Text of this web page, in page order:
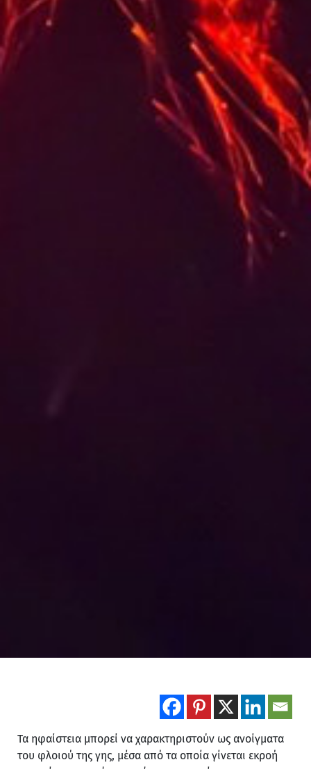
Τα ηφαίστεια μπορεί να χαρακτηριστούν ως ανοίγματα
του φλοιού της γης, μέσα από τα οποία γίνεται εκροή